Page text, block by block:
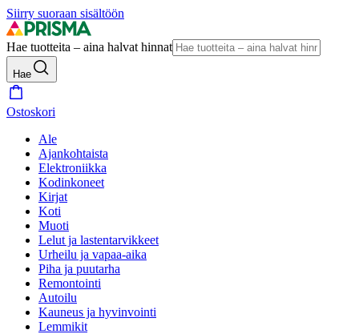
Siirry suoraan sisältöön
Hae tuotteita – aina halvat hinnat
Hae
Ostoskori
Ale
Ajankohtaista
Elektroniikka
Kodinkoneet
Kirjat
Koti
Muoti
Lelut ja lastentarvikkeet
Urheilu ja vapaa-aika
Piha ja puutarha
Remontointi
Autoilu
Kauneus ja hyvinvointi
Lemmikit